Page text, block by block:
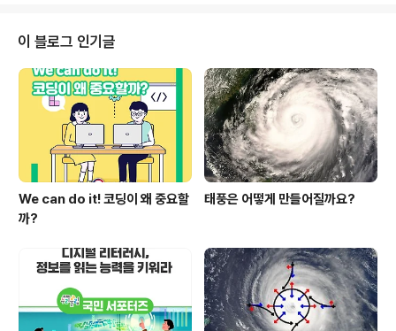
의 효과를 백 배 높여주는 노트 필기 방법에 대해 살펴보겠
습니다. 소개합니다! 똑똑한 노트필기 방법코넬식 노트 작
성법미국 코넬대학교 교수학습센터에서는 수업 내용을 효
과적으로 학습하는 방법과 관련하여 ‘코넬식 노트’와 활용
법을 제시하고 있습니다. 코넬식 노트 활용법은 공책을 네
부분으로 나누어 활용합니다. 상단 부분은 ‘..
이 블로그 인기글
We can do it! 코딩이 왜 중요할
까?
태풍은 어떻게 만들어질까요?